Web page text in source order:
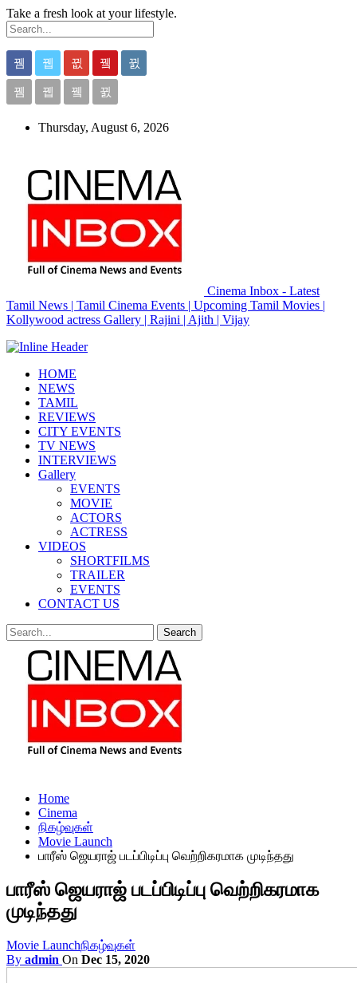
Take a fresh look at your lifestyle.
Thursday, August 6, 2026
Cinema Inbox - Latest
Tamil News | Tamil Cinema Events | Upcoming Tamil Movies |
Kollywood actress Gallery | Rajini | Ajith | Vijay
HOME
NEWS
TAMIL
REVIEWS
CITY EVENTS
TV NEWS
INTERVIEWS
Gallery
EVENTS
MOVIE
ACTORS
ACTRESS
VIDEOS
SHORTFILMS
TRAILER
EVENTS
CONTACT US
Home
Cinema
நிகழ்வுகள்
Movie Launch
பாரீஸ் ஜெயராஜ் படப்பிடிப்பு வெற்றிகரமாக முடிந்தது
பாரீஸ் ஜெயராஜ் படப்பிடிப்பு வெற்றிகரமாக
முடிந்தது
Movie Launchநிகழ்வுகள்
By admin On Dec 15, 2020